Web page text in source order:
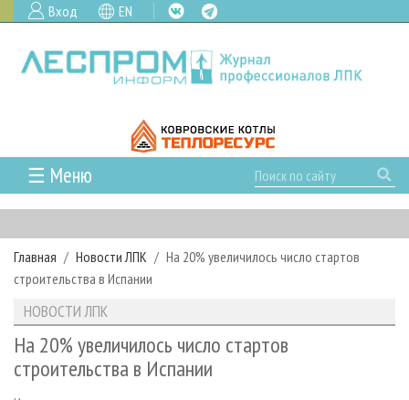
Вход EN
☰ Меню
ГЛАВНАЯ
РУБРИКИ И ТЕМЫ
РУБРИКИ ЖУРНАЛА
ЛЕСОЗАГОТОВКА
ЛЕСОПИЛЕНИЕ
НОВОСТИ
НОВОСТИ ЛПК
НОВОСТИ ЖУРНАЛА
ПРОЕКТЫ ЛПИ
АНАЛИТИКА
ПРЕДПРИЯТИЯ ЛПК
АРХИВ
АРХИВ ЖУРНАЛОВ
О ЖУРНАЛЕ
Главная Новости ЛПК
На 20% увеличилось число стартов
строительства в Испании
НОВОСТИ ЛПК
На 20% увеличилось число стартов
строительства в Испании